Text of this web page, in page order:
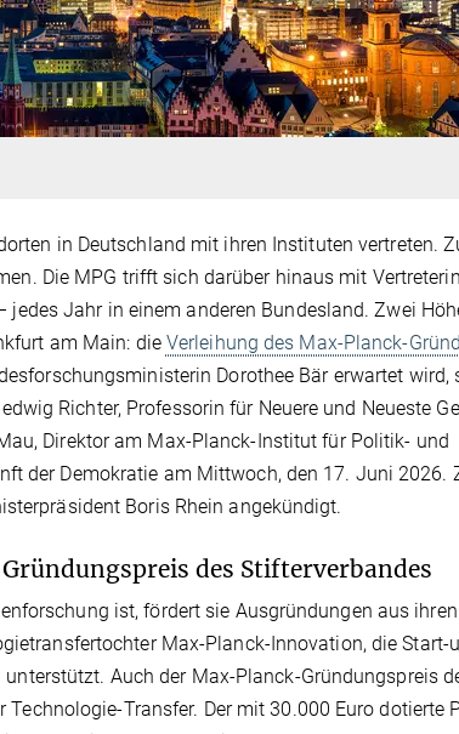
in Deutschland mit ihren Instituten vertreten.
Die MPG trifft sich darüber hinaus mit
Jahr in einem anderen Bundesland. Zwei
am Main: die Verleihung des Max-Planck-
Dorothee Bär erwartet wird,
Richter, Professorin für Neuere und Neueste
Direktor am Max-Planck-Institut für Politik- und
der Demokratie am Mittwoch, den 17. Juni 2026.
Boris Rhein angekündigt.
des Stifterverbandes
ist, fördert sie Ausgründungen aus
Max-Planck-Innovation, die Start-
Auch der Max-Planck-Gründungspreis
Transfer. Der mit 30.000 Euro dotierte